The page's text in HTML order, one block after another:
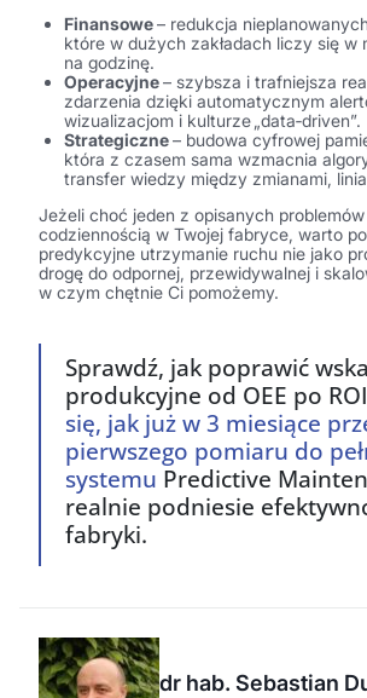
Finansowe– redukcja
które w dużych zakładach liczy się w
na godzinę.
Operacyjne– szybsza i trafniejsza
zdarzenia dzięki automatycznym
wizualizacjom i kulturze „data‑driven”.
Strategiczne– budowa cyfrowej
która z czasem sama wzmacnia
transfer wiedzy między zmianami,
Jeżeli choć jeden z opisanych
codziennością w Twojej fabryce, warto
predykcyjne utrzymanie ruchu nie jako
drogę do odpornej, przewidywalnej i
w czym chętnie Ci pomożemy.
Sprawdź, jak poprawićw
produkcyjne od OEE po
się, jak jużw 3 miesiące
pierwszego pomiaru do
systemu Predictive
realnie podniesie
fabryki.
dr hab. Sebastian